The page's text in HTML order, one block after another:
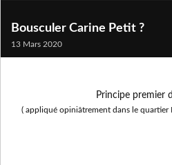
Bousculer Carine Petit ?
13 Mars 2020
Principe premier
( appliqué opiniâtrement dans le quartier